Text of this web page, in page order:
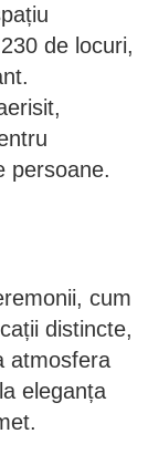
de locuri,
persoane.
cum
distincte,
atmosfera
eleganța